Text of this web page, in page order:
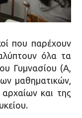
που παρέχουν
όλα τα
Γυμνασίου (Α,
μαθηματικών,
και της